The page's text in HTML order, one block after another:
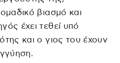
βιασμό και
έχει τεθεί υπό
και ο γιος του έχουν